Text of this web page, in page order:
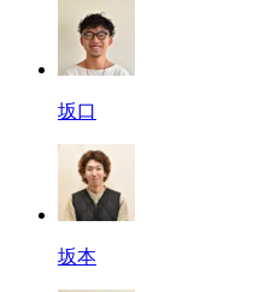
坂口
坂本